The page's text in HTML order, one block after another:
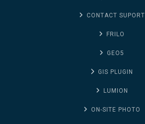
CONTACT SUPORT
FRILO
GEO5
GIS PLUGIN
LUMION
ON-SITE PHOTO